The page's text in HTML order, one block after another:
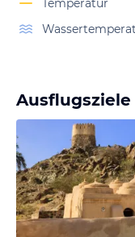
Temperatur
Ausflugsziele